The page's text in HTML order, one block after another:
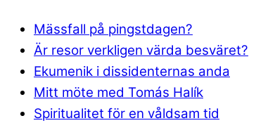
Mässfall på pingstdagen?
Är resor verkligen värda besväret?
Ekumenik i dissidenternas anda
Mitt möte med Tomás Halík
Spiritualitet för en våldsam tid